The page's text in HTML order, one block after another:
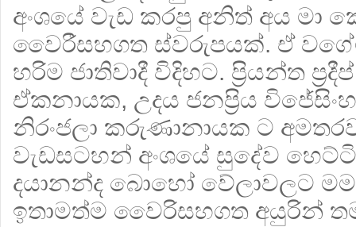
අංශයේ වැඩ කරපු අනිත් අය මා
වෛරීසහගත ස්වරුපයක්. ඒ
හරිම ජාතිවාදී විදිහට. ප්‍රියන්ත
ඒකනායක, උදය ජනප්‍රිය
නිරංජලා කරුණානායක ට
වැඩසටහන් අංශයේ සුදේව
දයානන්ද බොහෝ වේලාවලට
ඉතාමත්ම වෛරිසහගත අයුරින්